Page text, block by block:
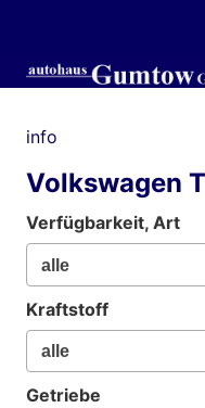
info
Volkswagen
Verfügbarkeit, Art
Kraftstoff
Getriebe